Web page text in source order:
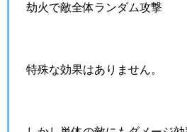
劫火で敵全体ランダム攻撃
特殊な効果はありません。